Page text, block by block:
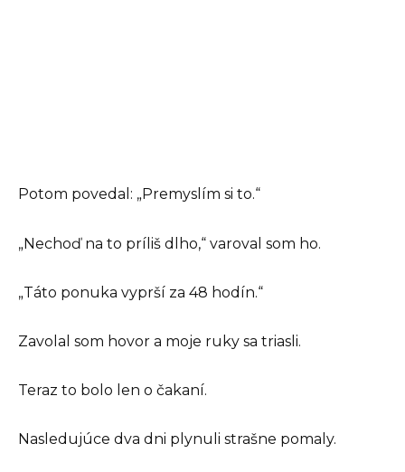
Potom povedal: „Premyslím si to.“
„Nechoď na to príliš dlho,“ varoval som ho.
„Táto ponuka vyprší za 48 hodín.“
Zavolal som hovor a moje ruky sa triasli.
Teraz to bolo len o čakaní.
Nasledujúce dva dni plynuli strašne pomaly.